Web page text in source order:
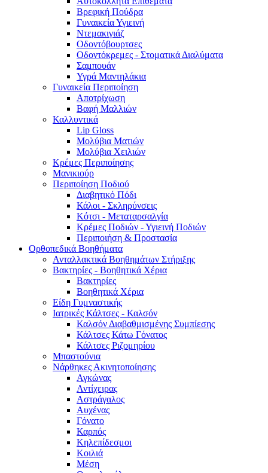
Βρεφική Πούδρα
Γυναικεία Υγιεινή
Ντεμακιγιάζ
Οδοντόβουρτσες
Οδοντόκρεμες - Στοματικά Διαλύματα
Σαμπουάν
Υγρά Μαντηλάκια
Γυναικεία Περιποίηση
Αποτρίχωση
Βαφή Μαλλιών
Καλλυντικά
Lip Gloss
Μολύβια Ματιών
Μολύβια Χειλιών
Κρέμες Περιποίησης
Μανικιούρ
Περιποίηση Ποδιού
Διαβητικό Πόδι
Κάλοι - Σκληρύνσεις
Κότσι - Μεταταρσαλγία
Κρέμες Ποδιών - Υγιεινή Ποδιών
Περιποιήση & Προστασία
Ορθοπεδικά Βοηθήματα
Ανταλλακτικά Βοηθημάτων Στήριξης
Βακτηρίες - Βοηθητικά Χέρια
Βακτηρίες
Βοηθητικά Χέρια
Είδη Γυμναστικής
Ιατρικές Κάλτσες - Καλσόν
Καλσόν Διαβαθμισμένης Συμπίεσης
Κάλτσες Κάτω Γόνατος
Κάλτσες Ριζομηρίου
Μπαστούνια
Νάρθηκες Ακινητοποίησης
Αγκώνας
Αντίχειρας
Αστράγαλος
Αυχένας
Γόνατο
Καρπός
Κηλεπίδεσμοι
Κοιλιά
Μέση